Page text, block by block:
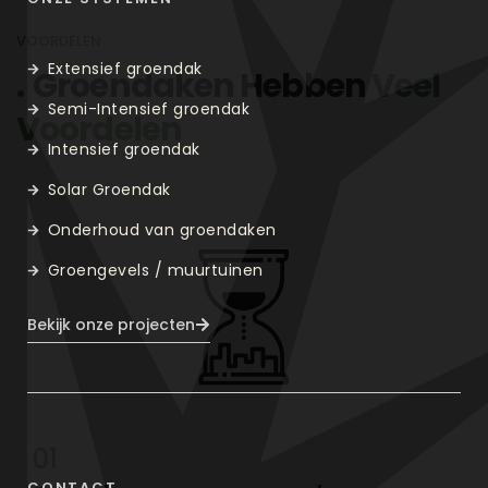
Groendaken Hebben
Veel
Voordelen
Extensief groendak
Semi-Intensief groendak
Intensief groendak
Solar Groendak
Onderhoud van groendaken
Groengevels / muurtuinen
Bekijk onze projecten